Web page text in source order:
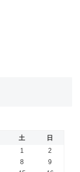
土
日
1
2
8
9